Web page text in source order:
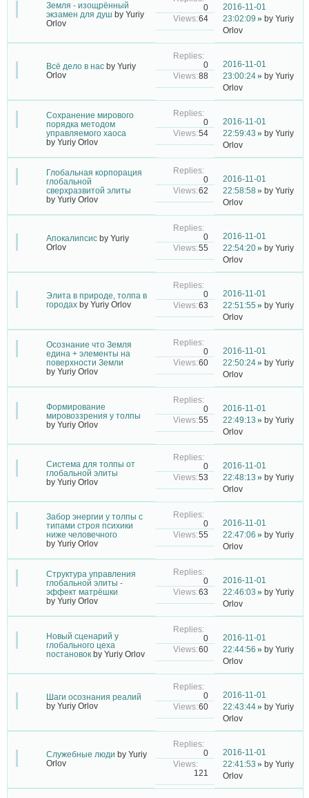
Земля - изощрённый
экзамен для душ by Yuriy
Orlov
0
64
2016-11-01
23:02:09
byYuriy
Orlov
Всё дело в нас by Yuriy
Orlov
0
88
2016-11-01
23:00:24
byYuriy
Orlov
Сохранение мирового
порядка методом
управляемого хаоса
by Yuriy Orlov
0
54
2016-11-01
22:59:43
byYuriy
Orlov
Глобальная корпорация
глобальной
сверхразвитой элиты
by Yuriy Orlov
0
62
2016-11-01
22:58:58
byYuriy
Orlov
Апокалипсис by Yuriy
Orlov
0
55
2016-11-01
22:54:20
byYuriy
Orlov
Элита в природе, толпа в
городах by Yuriy Orlov
0
63
2016-11-01
22:51:55
byYuriy
Orlov
Осознание что Земля
едина + элементы на
поверхности Земли
by Yuriy Orlov
0
60
2016-11-01
22:50:24
byYuriy
Orlov
Формирование
мировоззрения у толпы
by Yuriy Orlov
0
55
2016-11-01
22:49:13
byYuriy
Orlov
Система для толпы от
глобальной элиты
by Yuriy Orlov
0
53
2016-11-01
22:48:13
byYuriy
Orlov
Забор энергии у толпы с
типами строя психики
ниже человечного
by Yuriy Orlov
0
55
2016-11-01
22:47:06
byYuriy
Orlov
Структура управления
глобальной элиты -
эффект матрёшки
by Yuriy Orlov
0
63
2016-11-01
22:46:03
byYuriy
Orlov
Новый сценарий у
глобального цеха
постановок by Yuriy Orlov
0
60
2016-11-01
22:44:56
byYuriy
Orlov
Шаги осознания реалий
by Yuriy Orlov
0
60
2016-11-01
22:43:44
byYuriy
Orlov
Служебные люди by Yuriy
Orlov
0
121
2016-11-01
22:41:53
byYuriy
Orlov